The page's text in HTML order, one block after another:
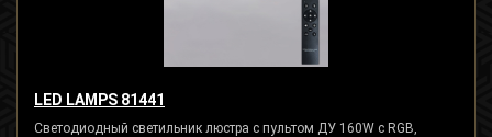
LED LAMPS 81441
Светодиодный светильник люстра с пультом ДУ 160W с RGB,